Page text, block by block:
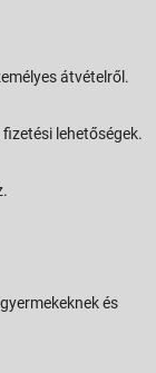
átvételről.
lehetőségek.
és